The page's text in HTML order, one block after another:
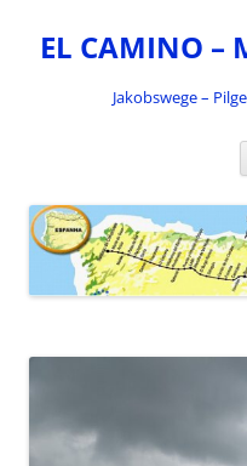
springen
EL CAMINO –
Jakobswege –